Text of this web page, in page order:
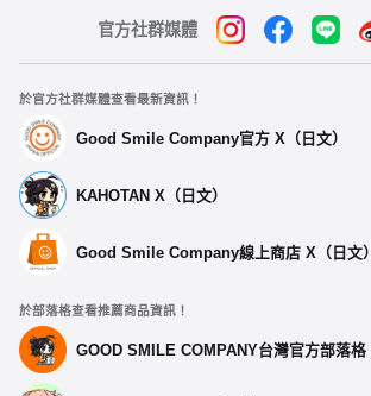
選擇類型
官方社群媒體
於官方社群媒體查看最新資訊！
Good Smile Company官方 X（日文）
KAHOTAN X（日文）
Good Smile Company線上商店 X（日文）
於部落格查看推薦商品資訊！
GOOD SMILE COMPANY台灣官方部落格